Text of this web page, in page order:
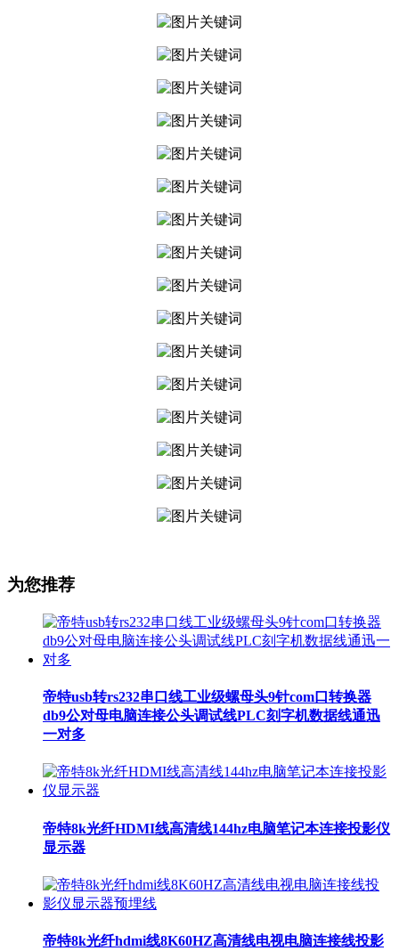
为您推荐
帝特usb转rs232串口线工业级螺母头9针com口转换器
db9公对母电脑连接公头调试线PLC刻字机数据线通迅
一对多
帝特8k光纤HDMI线高清线144hz电脑笔记本连接投影仪
显示器
帝特8k光纤hdmi线8K60HZ高清线电视电脑连接线投影